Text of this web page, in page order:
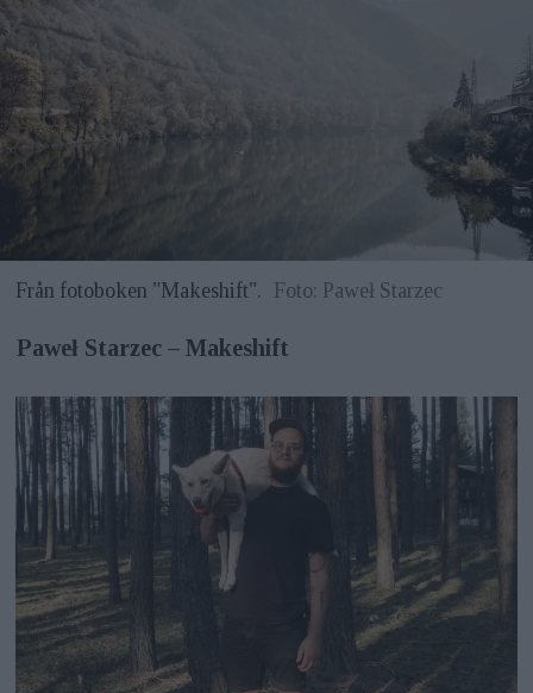
Från fotoboken "Makeshift". Foto: Paweł Starzec
Paweł Starzec – Makeshift